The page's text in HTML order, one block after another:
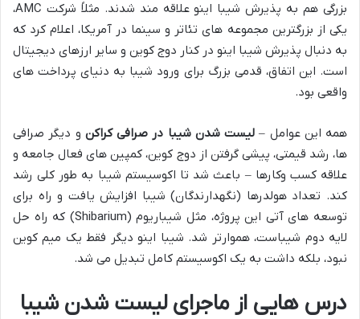
بزرگی هم به پذیرش شیبا اینو علاقه مند شدند. مثلاً شرکت AMC،
یکی از بزرگترین مجموعه های تئاتر و سینما در آمریکا، اعلام کرد که
به دنبال پذیرش شیبا اینو در کنار دوج کوین و سایر ارزهای دیجیتال
است. این اتفاق، قدمی بزرگ برای ورود شیبا به دنیای پرداخت های
واقعی بود.
همه این عوامل – لیست شدن شیبا در صرافی کراکن و دیگر صرافی
ها، رشد قیمتی، پیشی گرفتن از دوج کوین، کمپین های فعال جامعه و
علاقه کسب وکارها – باعث شد تا اکوسیستم شیبا به طور کلی رشد
کند. تعداد هولدرها (نگهدارندگان) شیبا افزایش یافت و راه برای
توسعه های آتی این پروژه، مثل شیباریوم (Shibarium) که راه حل
لایه دوم شیباست، هموارتر شد. شیبا اینو دیگر فقط یک میم کوین
نبود، بلکه داشت به یک اکوسیستم کامل تبدیل می شد.
درس هایی از ماجرای لیست شدن شیبا